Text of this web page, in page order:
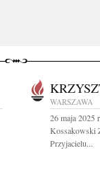
WARSZAWA
26 maja 2025
Kossakowski
Przyjacielu...